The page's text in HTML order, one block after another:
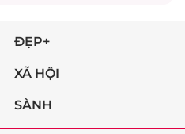
ĐẸP+
XÃ HỘI
SÀNH